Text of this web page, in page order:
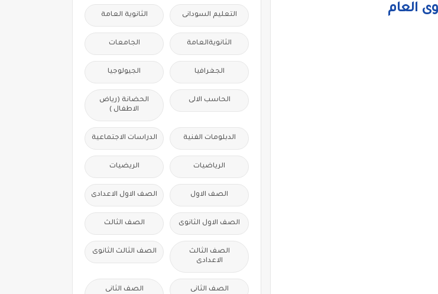
العام التعليم السودانى الثانوية العامة
الثانويةالعامة الجامعات
الجغرافيا الجيولوجيا
الحاسب الالى
الحضانة (رياض
الاطفال )
الدبلومات الفنية الدراسات الاجتماعية
الرياضيات الريضيات
الصف الاول الصف الاول الاعدادى
الصف الاول الثانوى الصف الثالث
الصف الثالث
الاعدادى
الصف الثالث الثانوى
الصف الثانى
الصف الثانى